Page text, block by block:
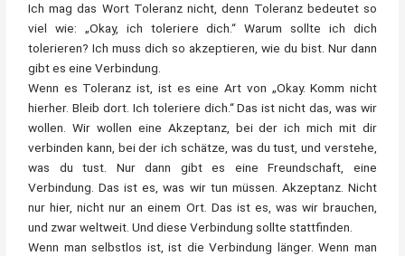
Ich mag das Wort Toleranz nicht, denn Toleranz bedeutet so
viel wie: „Okay, ich toleriere dich.“ Warum sollte ich dich
tolerieren? Ich muss dich so akzeptieren, wie du bist. Nur dann
gibt es eine Verbindung.
Wenn es Toleranz ist, ist es eine Art von „Okay. Komm nicht
hierher. Bleib dort. Ich toleriere dich.“ Das ist nicht das, was wir
wollen. Wir wollen eine Akzeptanz, bei der ich mich mit dir
verbinden kann, bei der ich schätze, was du tust, und verstehe,
was du tust. Nur dann gibt es eine Freundschaft, eine
Verbindung. Das ist es, was wir tun müssen. Akzeptanz. Nicht
nur hier, nicht nur an einem Ort. Das ist es, was wir brauchen,
und zwar weltweit. Und diese Verbindung sollte stattfinden.
Wenn man selbstlos ist, ist die Verbindung länger. Wenn man